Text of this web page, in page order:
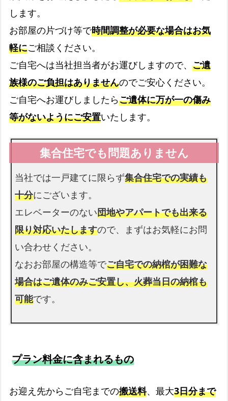
質
と
久
留
米
市
対
応
町
expand_more 病院からのお迎えの流れ
介護施設
expand_more介護施設へのお迎えの流れ
警察署
expand_more警察署へのお迎えの流れ
します。
お部屋の片づけ等で時間調整が必要な場合はお気
軽にご相談ください。
ご自宅へは当社担当者がお運びしますので、 ご遺
族様のご負担はありませんのでご安心ください。
ご自宅へお運びしましたらご遺体に万が一の傷み
等がないようにご安置いたします。
当社では一戸建てに限らず集合住宅での実績も
十分にございます。
エレベーターのない団地やアパートでも出来る
限り対応いたしますので、まずはお気軽にお問
い合わせください。
なおお部屋の構造等でご自宅での納棺が困難な
場合はご遺体のみご安置し、火葬当日の納棺も
可能です。
プラン料金に含まれるもの
お迎え先からご自宅までの搬送料、最大3日分まで